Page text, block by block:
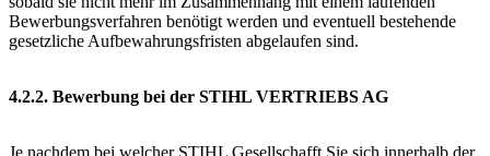
Bewerbungsverfahren benötigt werden und eventuell bestehende
gesetzliche Aufbewahrungsfristen abgelaufen sind.
4.2.2. Bewerbung bei der STIHL VERTRIEBS AG
Je nachdem bei welcher STIHL Gesellschafft Sie sich innerhalb der